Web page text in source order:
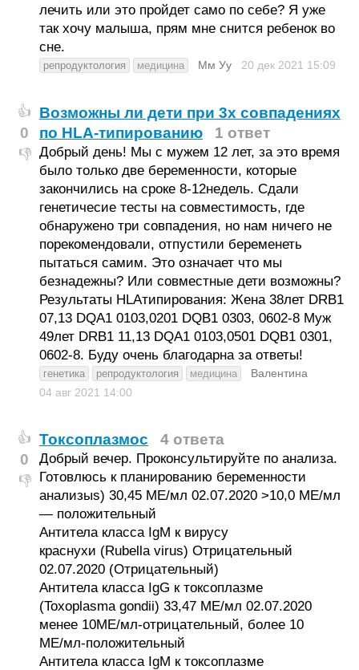
лечить или это пройдет само по себе? Я уже
так хочу малыша, прям мне снится ребенок во
сне.
репродуктология медицина Мм Уу 20 дек 2021 15:09
👍
0
👎
Возможны ли дети при 3х совпадениях
по HLA-типированию
1 ответ
Добрый день! Мы с мужем 12 лет, за это время
было только две беременности, которые
закончились на сроке 8-12недель. Сдали
генетичесие тесты на совместимость, где
обнаружено три совпадения, но нам ничего не
порекомендовали, отпустили беременеть
пытаться самим. Это означает что мы
безнадежны? Или совместные дети возможны?
Результаты HLAтипирования: Жена 38лет DRB1
07,13 DQA1 0103,0201 DQB1 0303, 0602-8 Муж
49лет DRB1 11,13 DQA1 0103,0501 DQB1 0301,
0602-8. Буду очень благодарна за ответы!
генетика репродуктология медицина
Валентина
04 авг 2021 14:00
👍
0
👎
Токсоплазмос 4 ответа
Добрый вечер. Проконсультируйте по анализа.
Готовлюсь к планированию беременности
анализыs) 30,45 ME/мл 02.07.2020 >10,0 МЕ/мл
— положительный
Антитела класса IgM к вирусу
краснухи (Rubella virus) Отрицательный
02.07.2020 (Отрицательный)
Антитела класса IgG к токсоплазме
(Toxoplasma gondii) 33,47 ME/мл 02.07.2020
менее 10МЕ/мл-отрицательный, более 10
МЕ/мл-положительный
Антитела класса IgМ к токсоплазме